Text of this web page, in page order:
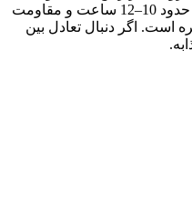
وات، بلوتوث 5.3، باتری با شارژدهی حدود 10–12 ساعت و مقاومت
است. اگر دنبال تعادل بین